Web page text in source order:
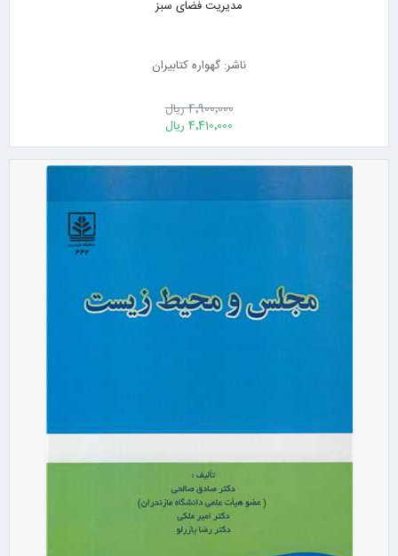
مدیریت فضای سبز
ناشر: گهواره کتابیران
4٬900٬000 ریال
4٬410٬000 ریال